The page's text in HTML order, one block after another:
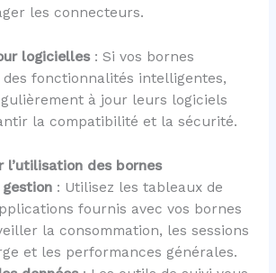
les connecteurs.
logicielles: Si vos bornes
fonctionnalités intelligentes,
à jour leurs logiciels
la compatibilité et la sécurité.
l’utilisation des bornes
: Utilisez les tableaux de
fournis avec vos bornes
la consommation, les sessions
et les performances générales.